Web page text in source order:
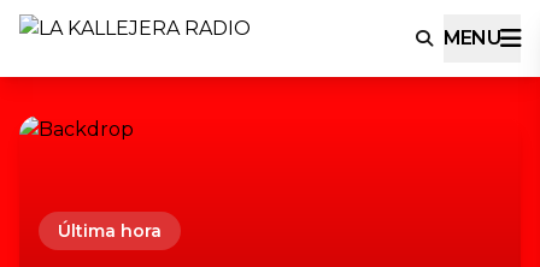
MENU
Última hora